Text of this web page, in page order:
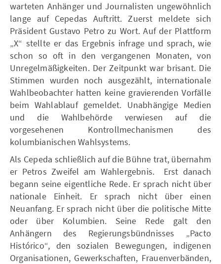
warteten Anhänger und Journalisten ungewöhnlich
lange auf Cepedas Auftritt. Zuerst meldete sich
Präsident Gustavo Petro zu Wort. Auf der Plattform
„X“ stellte er das Ergebnis infrage und sprach, wie
schon so oft in den vergangenen Monaten, von
Unregelmäßigkeiten. Der Zeitpunkt war brisant. Die
Stimmen wurden noch ausgezählt, internationale
Wahlbeobachter hatten keine gravierenden Vorfälle
beim Wahlablauf gemeldet. Unabhängige Medien
und die Wahlbehörde verwiesen auf die
vorgesehenen Kontrollmechanismen des
kolumbianischen Wahlsystems.
Als Cepeda schließlich auf die Bühne trat, übernahm
er Petros Zweifel am Wahlergebnis. Erst danach
begann seine eigentliche Rede. Er sprach nicht über
nationale Einheit. Er sprach nicht über einen
Neuanfang. Er sprach nicht über die politische Mitte
oder über Kolumbien. Seine Rede galt den
Anhängern des Regierungsbündnisses „Pacto
Histórico“, den sozialen Bewegungen, indigenen
Organisationen, Gewerkschaften, Frauenverbänden,